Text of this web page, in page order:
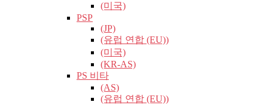
(미국)
PSP
(JP)
(유럽​​ 연합 (EU))
(미국)
(KR-AS)
PS 비타
(AS)
(유럽​​ 연합 (EU))